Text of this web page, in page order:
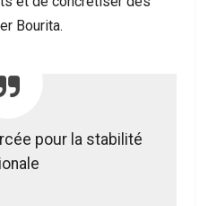
Bourita.
pour la stabilité